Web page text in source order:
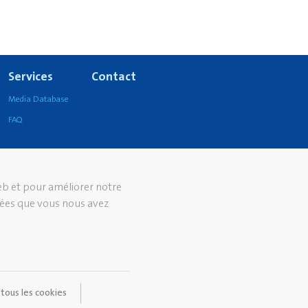
Services
Media Database
FAQ
Contact
et pour améliorer notre
que vous nous avez
les cookies